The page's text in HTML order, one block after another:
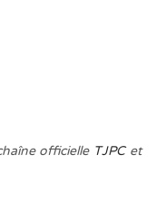
officielle TJPCet